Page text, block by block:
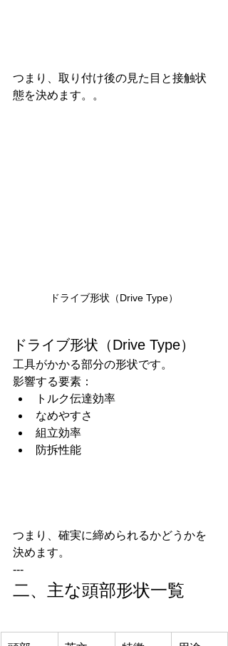
つまり、取り付け後の見た目と接触状
態を決めます。。
ドライブ形状（Drive Type）
ドライブ形状（Drive Type）
工具がかかる部分の形状です。
影響する要素：
トルク伝達効率
なめやすさ
組立効率
防拆性能
つまり、確実に締められるかどうかを
決めます。
---
二、主な頭部形状一覧